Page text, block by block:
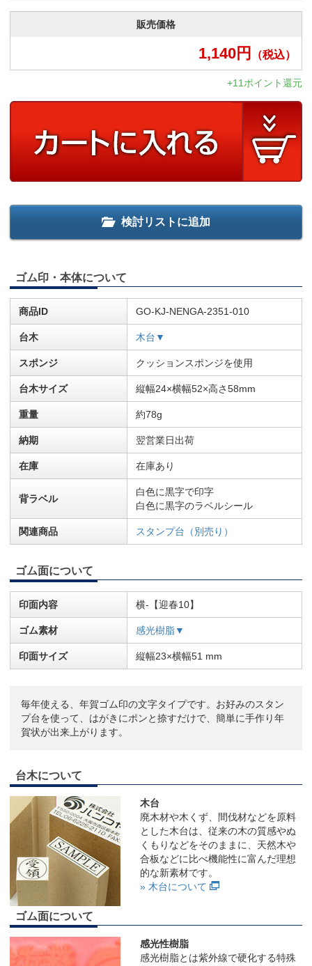
販売価格
1,140円 （税込）
+11ポイント還元
検討リストに追加
ゴム印・本体について
商品ID GO-KJ-NENGA-2351-010
台木 木台▼
スポンジ クッションスポンジを使用
台木サイズ 縦幅24×横幅52×高さ58mm
重量 約78g
納期 翌営業日出荷
在庫 在庫あり
背ラベル
白色に黒字で印字
白色に黒字のラベルシール
関連商品 スタンプ台（別売り）
ゴム面について
印面内容 横-【迎春10】
ゴム素材 感光樹脂▼
印面サイズ 縦幅23×横幅51 mm
毎年使える、年賀ゴム印の文字タイプです。お好みのスタン
プ台を使って、はがきにポンと捺すだけで、簡単に手作り年
賀状が出来上がります。
台木について
木台
廃木材や木くず、間伐材などを原料
とした木台は、従来の木の質感やぬ
くもりなどをそのままに、天然木や
合板などに比べ機能性に富んだ理想
的な新素材です。
» 木台について
ゴム面について
感光性樹脂
感光樹脂とは紫外線で硬化する特殊